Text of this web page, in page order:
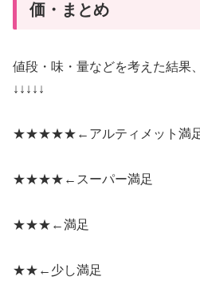
価・まとめ
値段・味・量などを考えた結果
↓↓↓↓↓
★★★★★← アルティメット満
★★★★← スーパー満足
★★★←満足
★★← 少し満足